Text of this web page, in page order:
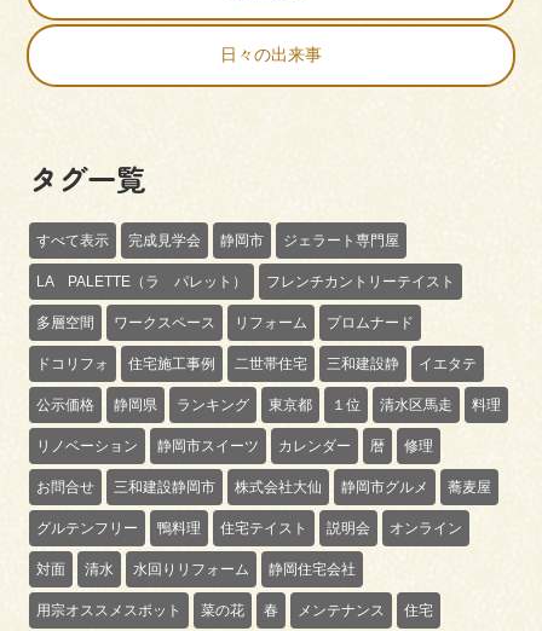
日々の出来事
タグ一覧
すべて表示 完成見学会 静岡市 ジェラート専門屋
LA PALETTE（ラ パレット） フレンチカントリーテイスト
多層空間 ワークスペース リフォーム プロムナード
ドコリフォ 住宅施工事例 二世帯住宅 三和建設静 イエタテ
公示価格 静岡県 ランキング 東京都 １位 清水区馬走 料理
リノベーション 静岡市スイーツ カレンダー 暦 修理
お問合せ 三和建設静岡市 株式会社大仙 静岡市グルメ 蕎麦屋
グルテンフリー 鴨料理 住宅テイスト 説明会 オンライン
対面 清水 水回りリフォーム 静岡住宅会社
用宗オススメスポット 菜の花 春 メンテナンス 住宅